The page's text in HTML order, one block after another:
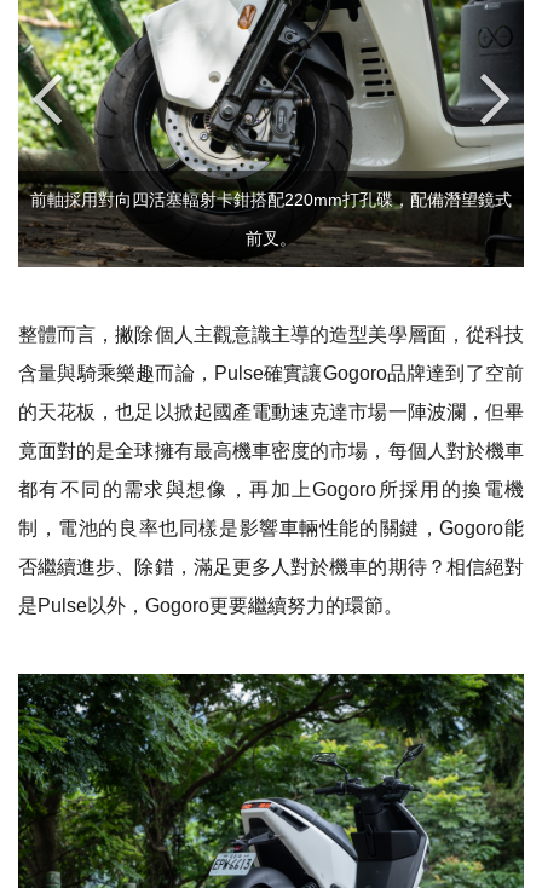
前軸採用對向四活塞輻射卡鉗搭配220mm打孔碟，配備潛望鏡式
前叉。
整體而言，撇除個人主觀意識主導的造型美學層面，從科技
含量與騎乘樂趣而論， Pulse確實讓Gogoro品牌達到了空前
的天花板，也足以掀起國產電動速克達市場一陣波瀾，但畢
竟面對的是全球擁有最高機車密度的市場，每個人對於機車
都有不同的需求與想像，再加上Gogoro 所採用的換電機
制，電池的良率也同樣是影響車輛性能的關鍵，Gogoro能
否繼續進步、除錯，滿足更多人對於機車的期待？相信絕對
是Pulse以外， Gogoro更要繼續努力的環節。